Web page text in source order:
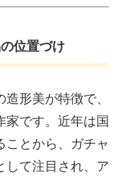
位置づけ
形美が特徴で、
家です。近年は国
ことから、ガチャ
して注目され、ア